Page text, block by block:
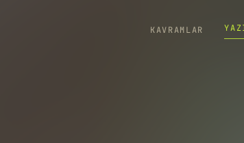
KAVRAMLAR